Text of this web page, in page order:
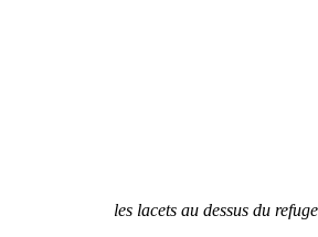
les lacets au dessus du